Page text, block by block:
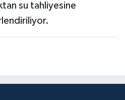
su tahliyesine